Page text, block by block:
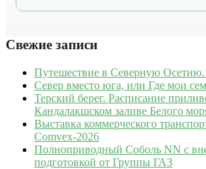
Свежие записи
Путешествие в Северную Осетию.
Север вместо юга, или Где мои
Терский берег. Расписание
Кандалакшском заливе Белого
Выставка коммерческого
Comvex-2026
Полноприводный Соболь NN с
подготовкой от Группы ГАЗ